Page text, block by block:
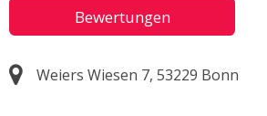
Bewertungen
Weiers Wiesen 7, 53229 Bonn